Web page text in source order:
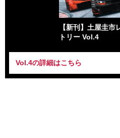
【新刊】土屋圭市
トリー Vol.4
Vol.4の詳細はこちら